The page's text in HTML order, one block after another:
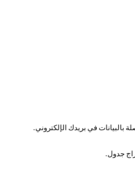
في بريدك الإلكتروني.
جدول.